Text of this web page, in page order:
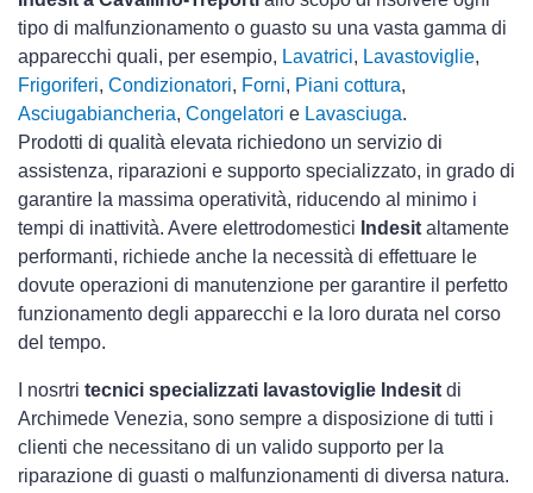
tipo di malfunzionamento o guasto su una vasta gamma di
apparecchi quali, per esempio, Lavatrici, Lavastoviglie,
Frigoriferi, Condizionatori, Forni, Piani cottura,
Asciugabiancheria, Congelatori e Lavasciuga.
Prodotti di qualità elevata richiedono un servizio di
assistenza, riparazioni e supporto specializzato, in grado di
garantire la massima operatività, riducendo al minimo i
tempi di inattività. Avere elettrodomestici Indesit altamente
performanti, richiede anche la necessità di effettuare le
dovute operazioni di manutenzione per garantire il perfetto
funzionamento degli apparecchi e la loro durata nel corso
del tempo.
I nosrtri tecnici specializzati lavastoviglie Indesit di
Archimede Venezia, sono sempre a disposizione di tutti i
clienti che necessitano di un valido supporto per la
riparazione di guasti o malfunzionamenti di diversa natura.